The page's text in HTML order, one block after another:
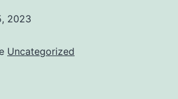
2023
Uncategorized